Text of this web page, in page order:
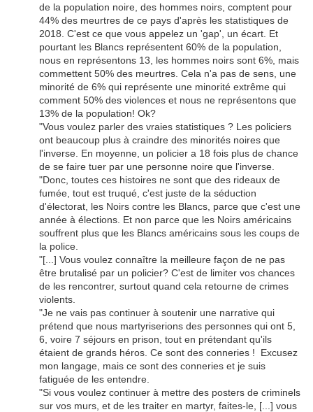
de la population noire, des hommes noirs, comptent pour
44% des meurtres de ce pays d'après les statistiques de
2018. C'est ce que vous appelez un 'gap', un écart. Et
pourtant les Blancs représentent 60% de la population,
nous en représentons 13, les hommes noirs sont 6%, mais
commettent 50% des meurtres. Cela n'a pas de sens, une
minorité de 6% qui représente une minorité extrême qui
comment 50% des violences et nous ne représentons que
13% de la population! Ok?
"Vous voulez parler des vraies statistiques ? Les policiers
ont beaucoup plus à craindre des minorités noires que
l'inverse. En moyenne, un policier a 18 fois plus de chance
de se faire tuer par une personne noire que l'inverse.
"Donc, toutes ces histoires ne sont que des rideaux de
fumée, tout est truqué, c'est juste de la séduction
d'électorat, les Noirs contre les Blancs, parce que c'est une
année à élections. Et non parce que les Noirs américains
souffrent plus que les Blancs américains sous les coups de
la police.
"[...] Vous voulez connaître la meilleure façon de ne pas
être brutalisé par un policier? C'est de limiter vos chances
de les rencontrer, surtout quand cela retourne de crimes
violents.
"Je ne vais pas continuer à soutenir une narrative qui
prétend que nous martyriserions des personnes qui ont 5,
6, voire 7 séjours en prison, tout en prétendant qu'ils
étaient de grands héros. Ce sont des conneries ! Excusez
mon langage, mais ce sont des conneries et je suis
fatiguée de les entendre.
"Si vous voulez continuer à mettre des posters de criminels
sur vos murs, et de les traiter en martyr, faites-le, [...] vous